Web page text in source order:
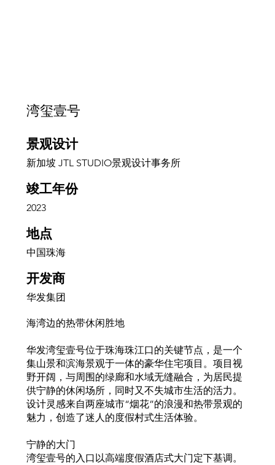
湾玺壹号
景观设计
新加坡 JTL STUDIO景观设计事务所
竣工年份
2023
地点
中国珠海
开发商
华发集团
海湾边的热带休闲胜地
华发湾玺壹号位于珠海珠江口的关键节点，是一个
集山景和滨海景观于一体的豪华住宅项目。项目视
野开阔，与周围的绿廊和水域无缝融合，为居民提
供宁静的休闲场所，同时又不失城市生活的活力。
设计灵感来自两座城市“烟花”的浪漫和热带景观的
魅力，创造了迷人的度假村式生活体验。
宁静的大门
湾玺壹号的入口以高端度假酒店式大门定下基调。